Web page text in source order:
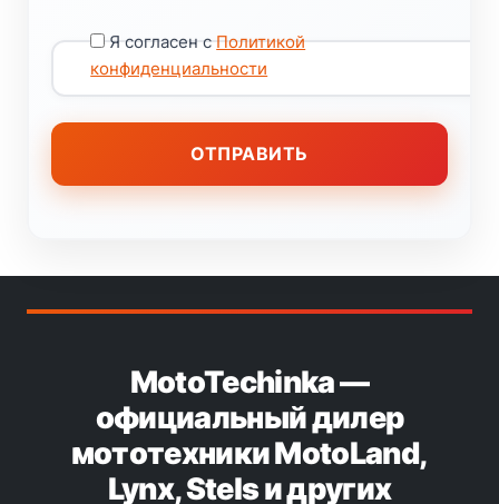
Я согласен сПолитикой
конфиденциальности
MotoTechinka —
официальный дилер
мототехники MotoLand,
Lynx, Stels и других